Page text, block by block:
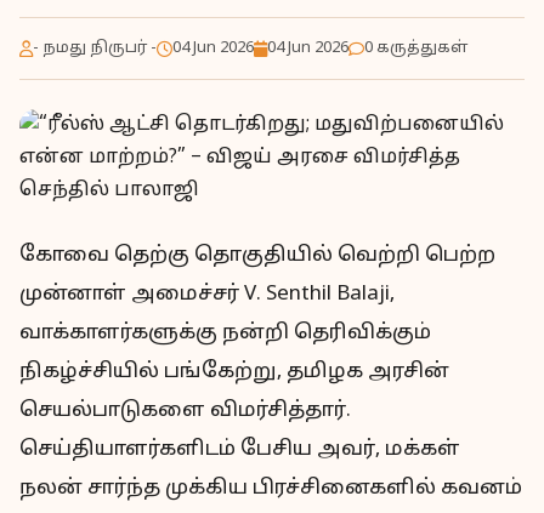
- நமது நிருபர் - 04 Jun 2026 04 Jun 2026 0 கருத்துகள்
கோவை தெற்கு தொகுதியில் வெற்றி பெற்ற
முன்னாள் அமைச்சர் V. Senthil Balaji,
வாக்காளர்களுக்கு நன்றி தெரிவிக்கும்
நிகழ்ச்சியில் பங்கேற்று, தமிழக அரசின்
செயல்பாடுகளை விமர்சித்தார்.
செய்தியாளர்களிடம் பேசிய அவர், மக்கள்
நலன் சார்ந்த முக்கிய பிரச்சினைகளில் கவனம்